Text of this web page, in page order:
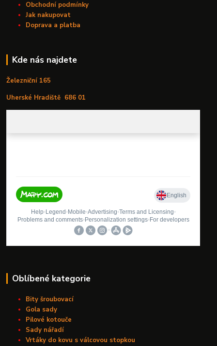
Obchodní podmínky
Jak nakupovat
Doprava a platba
Kde nás najdete
Železniční 165
Uherské Hradiště 686 01
Oblíbené kategorie
Bity šroubovací
Gola sady
Pilové kotouče
Sady nářadí
Vrtáky do kovu s válcovou stopkou